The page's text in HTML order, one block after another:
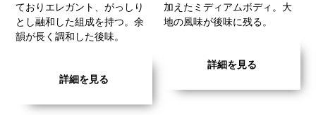
ておりエレガント、がっしり
とし融和した組成を持つ。余
韻が長く調和した後味。
詳細を見る
加えたミディアムボディ。大
地の風味が後味に残る。
詳細を見る